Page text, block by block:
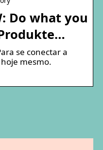
Do what you
se conectar a
mesmo.